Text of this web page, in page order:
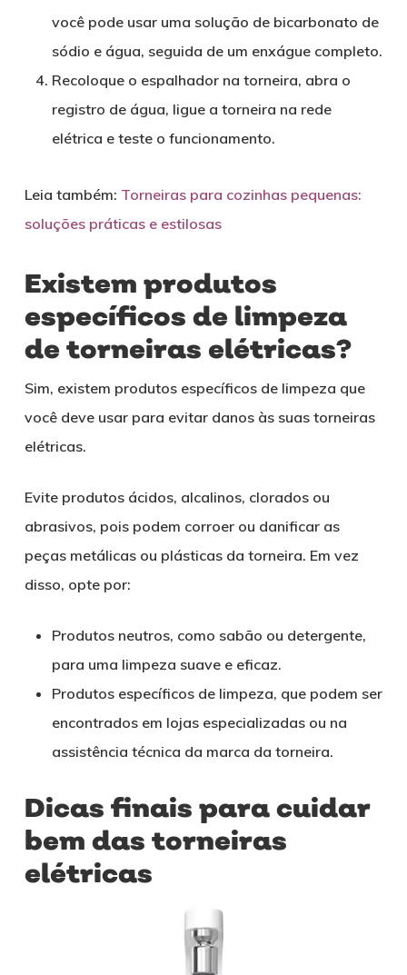
você pode usar uma solução de bicarbonato de
sódio e água, seguida de um enxágue completo.
Recoloque o espalhador na torneira, abra o
registro de água, ligue a torneira na rede
elétrica e teste o funcionamento.
Leia também: Torneiras para cozinhas pequenas:
soluções práticas e estilosas
Existem produtos
específicos de limpeza
de torneiras elétricas?
Sim, existem produtos específicos de limpeza que
você deve usar para evitar danos às suas torneiras
elétricas.
Evite produtos ácidos, alcalinos, clorados ou
abrasivos, pois podem corroer ou danificar as
peças metálicas ou plásticas da torneira. Em vez
disso, opte por:
Produtos neutros, como sabão ou detergente,
para uma limpeza suave e eficaz.
Produtos específicos de limpeza, que podem ser
encontrados em lojas especializadas ou na
assistência técnica da marca da torneira.
Dicas finais para cuidar
bem das torneiras
elétricas